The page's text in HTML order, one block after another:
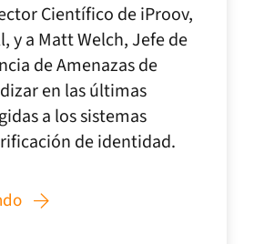
Científico de iProov,
y a Matt Welch, Jefe de
de Amenazas de
en las últimas
a los sistemas
de identidad.